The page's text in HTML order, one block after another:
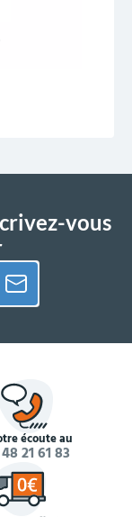
vous
écoute au
21 61 83